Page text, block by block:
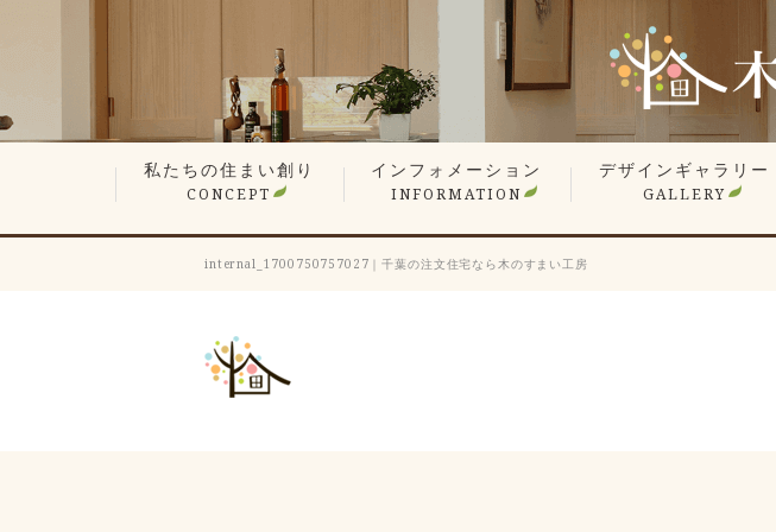
私たちの住まい創り
CONCEPT
無垢材や漆喰の自然素材
平屋でも最上の構造計算
現場検査で信頼の品質
想い叶えるデザイン・設計
暮らしを楽しむ、遊び心の家
性能が支える心地よさ
何世代も住み継ぐ木の家
価格へのこだわり
家づくりステップ
インフォメーション
INFORMATION
見学会・イベント情報
営業エリア
新着情報
スタッフ紹介
会長ブログ
社長ブログ
スタッフブログ
お客様の声
業者会「ふくろう会」
プレスリリース
採用情報
デザインギャラリー
GALLERY
住宅 施工事例
商業施設 施工事例
YouTube
オーナー様のお住まい
平屋特集
こだわりの間取り
internal_1700750757027｜千葉の注文住宅なら木のすまい工房